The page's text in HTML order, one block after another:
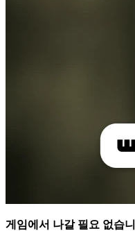
게임에서 나갈 필요 없습